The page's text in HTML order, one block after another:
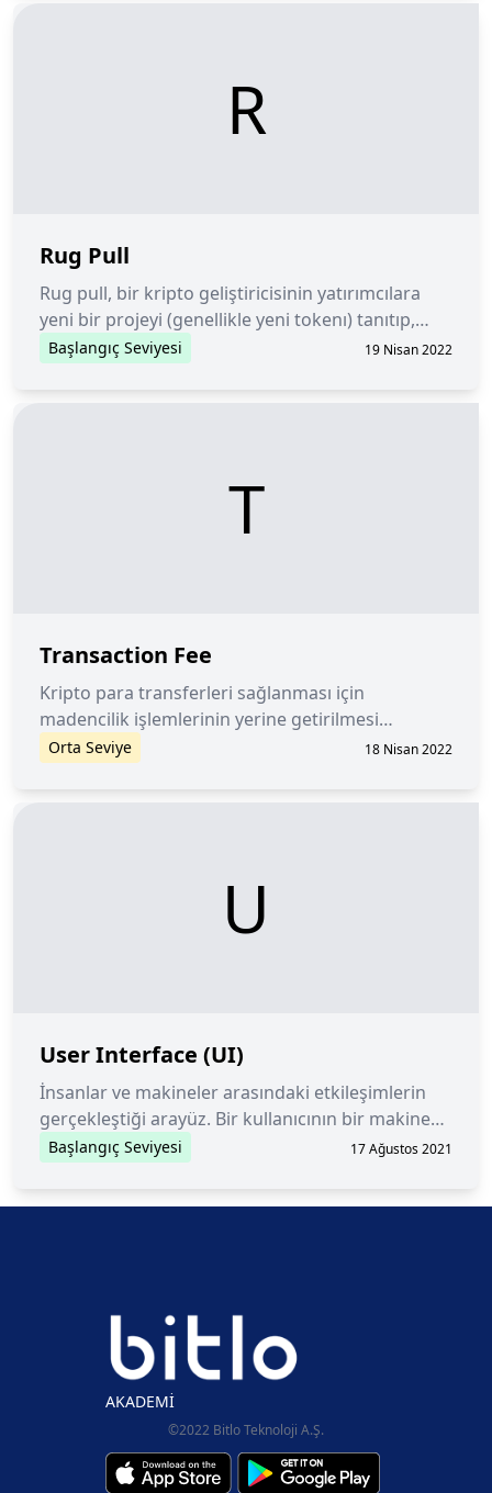
R
Rug Pull
Rug pull, bir kripto geliştiricisinin yatırımcılara
yeni bir projeyi (genellikle yeni tokenı) tanıtıp,
geliştirip ve ardından on milyonlarca hatta yüz
Başlangıç Seviyesi 19 Nisan 2022
T
Transaction Fee
Kripto para transferleri sağlanması için
madencilik işlemlerinin yerine getirilmesi
gerekmekte. Madencilere, güvenli bir şekilde bu
Orta Seviye 18 Nisan 2022
U
User Interface (UI)
İnsanlar ve makineler arasındaki etkileşimlerin
gerçekleştiği arayüz. Bir kullanıcının bir makine
ile nasıl etkileşime girebileceğini belirler.
Başlangıç Seviyesi 17 Ağustos 2021
AKADEMİ
©2022 Bitlo Teknoloji A.Ş.